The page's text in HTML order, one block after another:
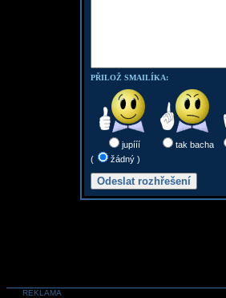
PŘILOŽ SMAILÍKA:
jupííí tak bacha
(
žádný )
REKLAMA